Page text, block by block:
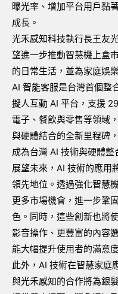
曝光率、增加平台用戶黏
成長。
光禾感知科技執行長王友
望進一步推動智慧機上盒
的日常生活，並為家庭娛
AI 智能客服是台灣首個整
擬人互動 AI 平台，支援
電子、餐飲與零售等領域
與硬體結合的全新里程碑
成為台灣 AI 技術與硬體整
展望未來，AI 技術的應用
領先地位。透過強化智慧
更多市場機會，進一步鞏
色。同時，這些創新也將
影音操作、更豐富的內容
能大幅提升使用者的滿意
此外，AI 技術在智慧家庭
與光禾感知的合作將為銀